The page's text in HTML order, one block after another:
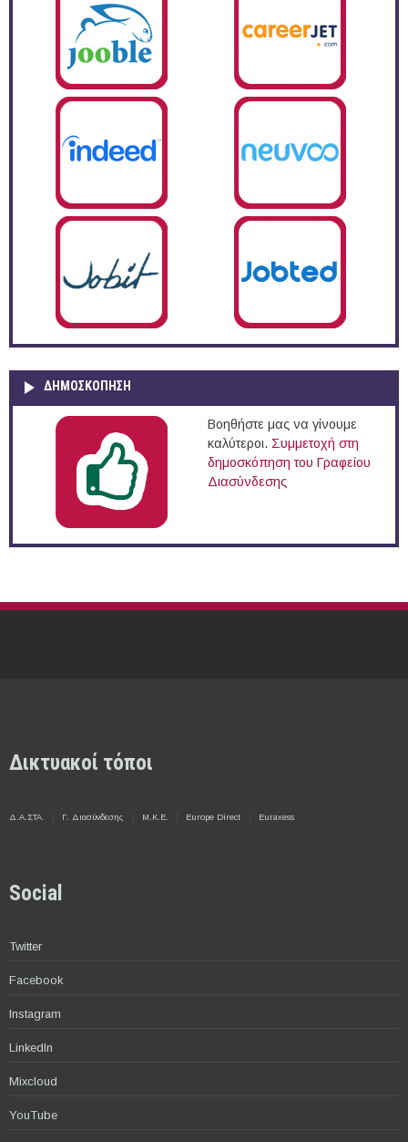
ΔΗΜΟΣΚΌΠΗΣΗ
Βοηθήστε μας να γίνουμε
καλύτεροι. Συμμετοχή στη
δημοσκόπηση του Γραφείου
Διασύνδεσης
Δικτυακοί τόποι
Δ.Α.ΣΤΑ. Γ. Διασύνδεσης Μ.Κ.Ε. Europe Direct Euraxess
Social
Twitter
Facebook
Instagram
LinkedIn
Mixcloud
YouTube